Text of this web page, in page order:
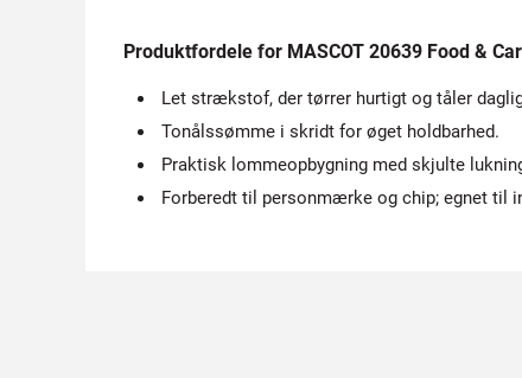
Produktfordele for MASCOT 20639 Food &
Let strækstof, der tørrer hurtigt og tåler
Tonålssømme i skridt for øget holdbarhed.
Praktisk lommeopbygning med skjulte
Forberedt til personmærke og chip; egnet til